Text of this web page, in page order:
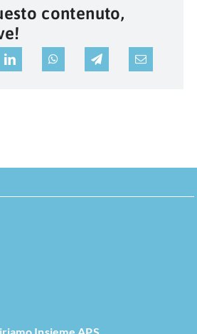
contenuto,
Insieme APS